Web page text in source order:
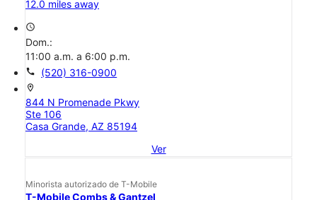
12.0 miles away
access_time
Dom.:
11:00 a.m. a 6:00 p.m.
call (520) 316-0900
location_on
844 N Promenade Pkwy
Ste 106
Casa Grande, AZ 85194
Ver
Minorista autorizado de T-Mobile
T-Mobile Combs & Gantzel